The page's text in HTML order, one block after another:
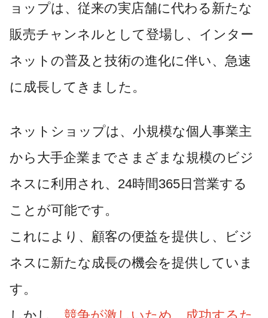
ョップは、従来の実店舗に代わる新たな
販売チャンネルとして登場し、インター
ネットの普及と技術の進化に伴い、急速
に成長してきました。
ネットショップは、小規模な個人事業主
から大手企業までさまざまな規模のビジ
ネスに利用され、24時間365日営業する
ことが可能です。
これにより、顧客の便益を提供し、ビジ
ネスに新たな成長の機会を提供していま
す。